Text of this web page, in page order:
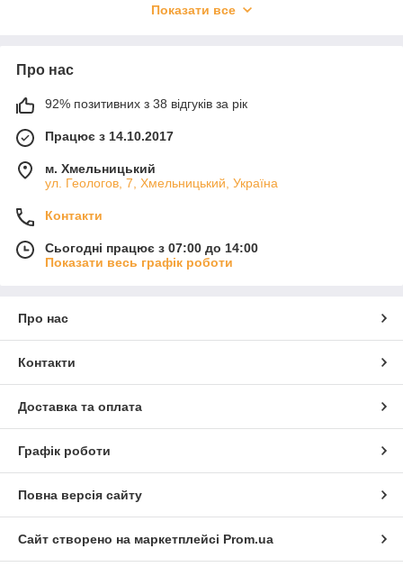
Тканина льон Бохо приваблює покупців
поряд таких позитивних властивостей:
м’якість.
Гладка, шовковиста та ковзна
нейлону у складі, довговічність та
зносостійкість.
Непрозорість (невисока
прозорість на світлих тонах).
практично не потребують
прасування.
висихає.
Показати все
Про нас
92% позитивних з 38 відгуків за рік
Працює з 14.10.2017
м. Хмельницький
ул. Геологов, 7, Хмельницький, Україна
Контакти
Сьогодні працює з 07:00 до 14:00
Показати весь графік роботи
Про нас
Контакти
Доставка та оплата
Графік роботи
Повна версія сайту
Сайт створено на маркетплейсі Prom.ua